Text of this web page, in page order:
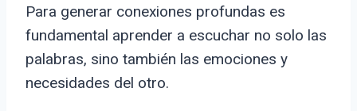
Para generar conexiones profundas es
fundamental aprender a escuchar no solo las
palabras, sino también las emociones y
necesidades del otro.